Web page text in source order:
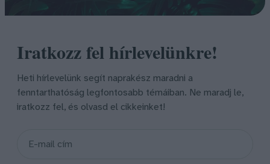
Iratkozz fel hírlevelünkre!
Heti hírlevelünk segít naprakész maradni a
fenntarthatóság legfontosabb témáiban. Ne maradj le,
iratkozz fel, és olvasd el cikkeinket!